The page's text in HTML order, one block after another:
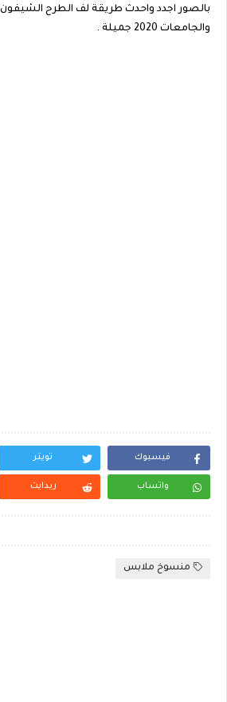
بالصور اجدد واحدث طريقة لف الطرح
والجامعات 2020 جميلة .
فيسبوك تويتر
واتساب ريدايت
منسوخ ملابس